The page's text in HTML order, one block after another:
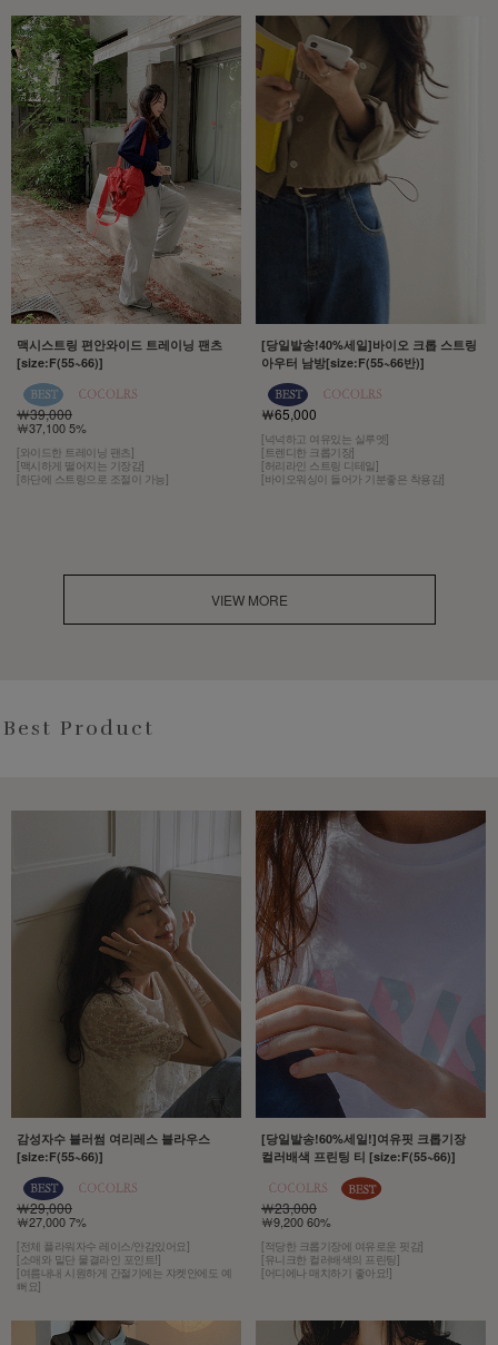
맥시스트링 편안와이드 트레이닝 팬츠
[size:F(55~66)]
￦39,000
￦37,100 5%
[와이드한 트레이닝 팬츠]
[맥시하게 떨어지는 기장감]
[하단에 스트링으로 조절이 가능]
[당일발송!40%세일]바이오 크롭 스트링
아우터 남방[size:F(55~66반)]
￦65,000
[넉넉하고 여유있는 실루엣]
[트렌디한 크롭기장]
[허리라인 스트링 디테일]
[바이오워싱이 들어가 기분좋은 착용감]
VIEW MORE
Best Product
감성자수 블러썸 여리레스 블라우스
[size:F(55~66)]
￦29,000
￦27,000 7%
[전체 플라워자수 레이스/안감있어요]
[소매와 밑단 물결라인 포인트!]
[여름내내 시원하게 간절기에는 쟈켓안에도 예
뻐요]
[당일발송!60%세일!]여유핏 크롭기장
컬러배색 프린팅 티 [size:F(55~66)]
￦23,000
￦9,200 60%
[적당한 크롭기장에 여유로운 핏감]
[유니크한 컬러배색의 프린팅]
[어디에나 매치하기 좋아요!]